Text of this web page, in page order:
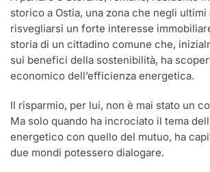
storico a Ostia, una zona che negli ultimi
risvegliarsi un forte interesse
storia di un cittadino comune che,
sui benefici della sostenibilità, ha
economico dell’efficienza energetica.
Il risparmio, per lui, non è mai stato un
Ma solo quando ha incrociato il tema
energetico con quello del mutuo, ha
due mondi potessero dialogare.